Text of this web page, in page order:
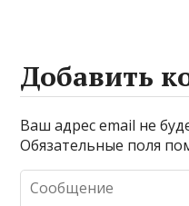
Добавить
Ваш адрес email не
Обязательные поля